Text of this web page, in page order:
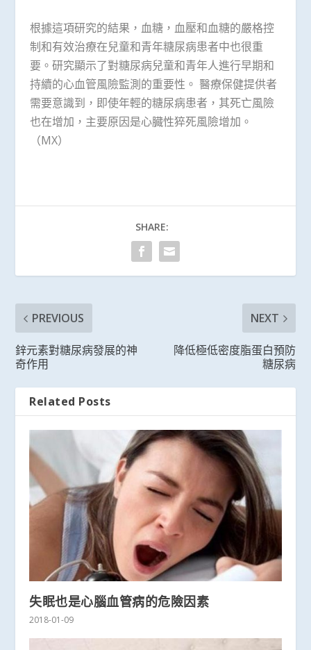
根據這項研究的結果，血糖，血壓和血糖的嚴格控
制和有效治療在兒童和青年糖尿病患者中也很重
要。研究顯示了對糖尿病兒童和青年人進行早期和
持續的心血管風險監測的重要性。 醫療保健提供者
需要意識到，即使年輕的糖尿病患者，其死亡風險
也在增加，主要原因是心臓性猝死風險增加。
（MX）
SHARE:
PREVIOUS
鋅元素對糖尿病發展的神
奇作用
NEXT
降低極低密度脂蛋白預防
糖尿病
Related Posts
失眠也是心腦血管病的危險因素
2018-01-09